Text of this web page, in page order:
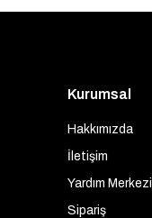
Kurumsal
Hakkımızda
İletişim
Yardım Merkezi
Sipariş